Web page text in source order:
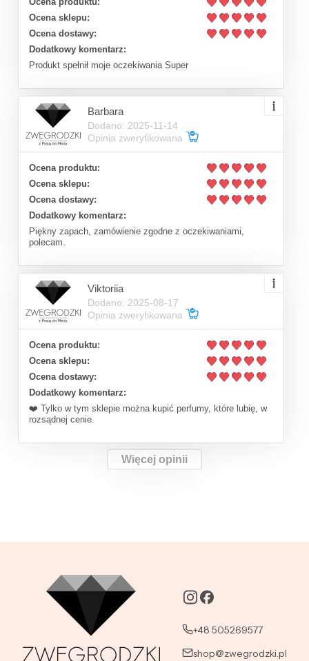
Ocena sklepu:
Ocena dostawy:
Dodatkowy komentarz:
Produkt spełnił moje oczekiwania Super
Barbara
Dodano: 2025-11-14
Opinia zweryfikowana
Ocena produktu:
Ocena sklepu:
Ocena dostawy:
Dodatkowy komentarz:
Piękny zapach, zamówienie zgodne z oczekiwaniami,
polecam.
Viktoriia
Dodano: 2025-08-17
Opinia zweryfikowana
Ocena produktu:
Ocena sklepu:
Ocena dostawy:
Dodatkowy komentarz:
❤️ Tylko w tym sklepie można kupić perfumy, które lubię, w
rozsądnej cenie.
Więcej opinii
+48 505269577
shop@zwegrodzki.pl